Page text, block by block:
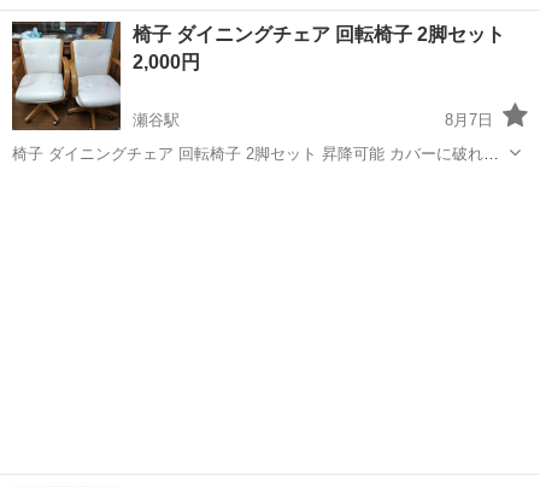
みしませんか？ 家電、趣味・スポーツ・レジャー用品、こども用品、
衣料服飾品、生活雑貨、家具、本、CD・DVDなどが無料でまとめて持
ち込めます！ ※詳細はこ...
神奈川 横浜市 椅子 現地
椅子 ダイニングチェア 回転椅子 2脚セット
2,000円
瀬谷駅
8月7日
椅子 ダイニングチェア 回転椅子 2脚セット 昇降可能 カバーに破れは